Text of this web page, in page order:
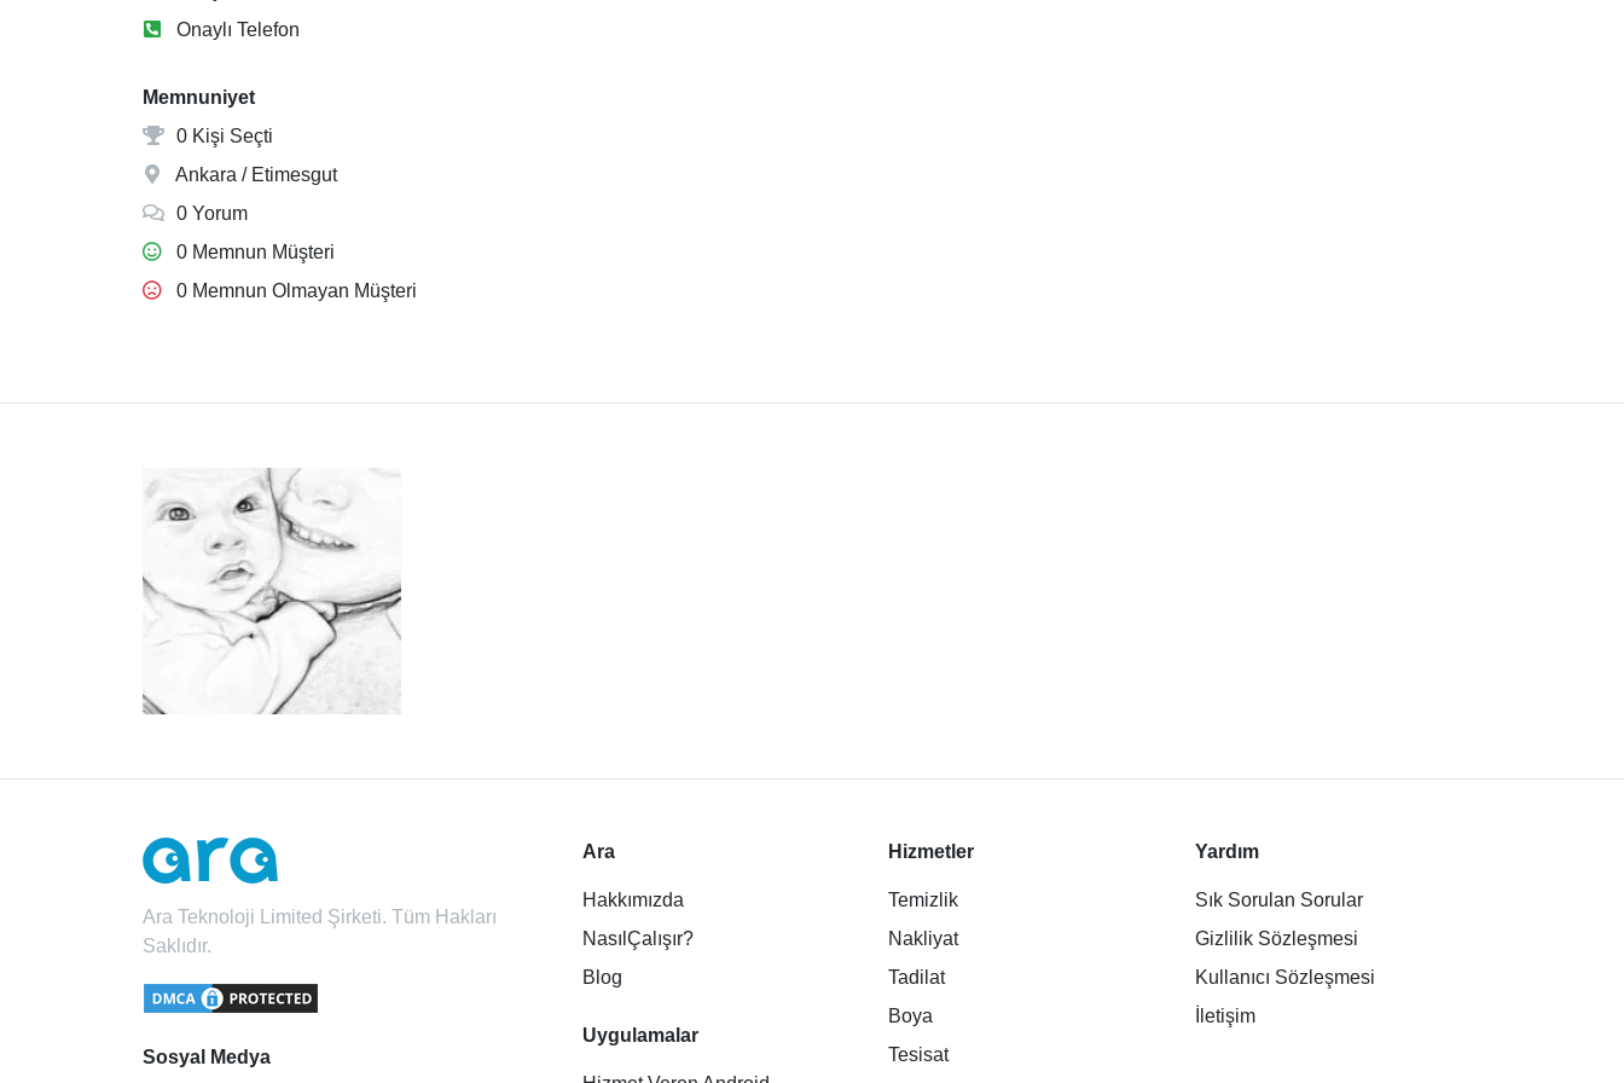
Onaylı Telefon
Memnuniyet
0 Kişi Seçti
Ankara / Etimesgut
0 Yorum
0 Memnun Müşteri
0 Memnun Olmayan Müşteri
Ara Teknoloji Limited Şirketi. Tüm Hakları
Saklıdır.
Sosyal Medya
Ara
Hakkımızda
NasılÇalışır?
Blog
Uygulamalar
Hizmetler
Temizlik
Nakliyat
Tadilat
Boya
Tesisat
Yardım
Sık Sorulan Sorular
Gizlilik Sözleşmesi
Kullanıcı Sözleşmesi
İletişim